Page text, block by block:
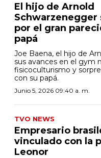
El hijo de Arnold
Schwarzenegger
por el gran
papá
Joe Baena, el hijo de
sus avances en el gym
fisicoculturismo y
con su papá.
Junio 5, 2026 09:40 a. m.
TVO NEWS
Empresario
vinculado con la
Leonor